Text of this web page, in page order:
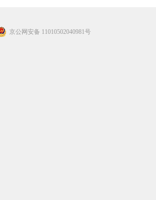
京公网安备 11010502040981号